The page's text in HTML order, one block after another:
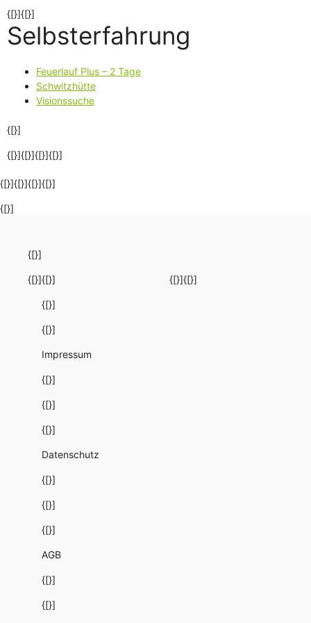
{[}]{[}]
Selbsterfahrung
Feuerlauf Plus – 2 Tage
Schwitzhütte
Visionssuche
{[}]
{[}]{[}]{[}]{[}]
{[}]{[}]{[}]{[}]
{[}]
{[}]
{[}]{[}]
{[}]
{[}]
Impressum
{[}]
{[}]
{[}]
Datenschutz
{[}]
{[}]
{[}]
AGB
{[}]
{[}]
{[}]{[}]